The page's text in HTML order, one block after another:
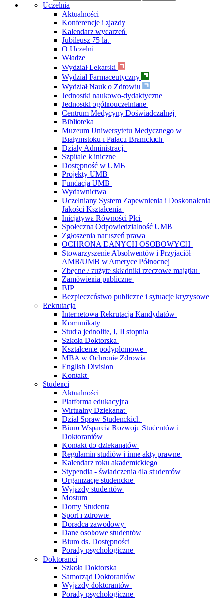
Uczelnia
Aktualności
Konferencje i zjazdy
Kalendarz wydarzeń
Jubileusz 75 lat
O Uczelni
Władze
Wydział Lekarski
Wydział Farmaceutyczny
Wydział Nauk o Zdrowiu
Jednostki naukowo-dydaktyczne
Jednostki ogólnouczelniane
Centrum Medycyny Doświadczalnej
Biblioteka
Muzeum Uniwersytetu Medycznego w
Białymstoku i Pałacu Branickich
Działy Administracji
Szpitale kliniczne
Dostępność w UMB
Projekty UMB
Fundacja UMB
Wydawnictwa
Uczelniany System Zapewnienia i Doskonalenia
Jakości Kształcenia
Inicjatywa Równości Płci
Społeczna Odpowiedzialność UMB
Zgłoszenia naruszeń prawa
OCHRONA DANYCH OSOBOWYCH
Stowarzyszenie Absolwentów i Przyjaciół
AMB/UMB w Ameryce Północnej
Zbędne / zużyte składniki rzeczowe majątku
Zamówienia publiczne
BIP
Bezpieczeństwo publiczne i sytuacje kryzysowe
Rekrutacja
Internetowa Rekrutacja Kandydatów
Komunikaty
Studia jednolite, I, II stopnia
Szkoła Doktorska
Kształcenie podyplomowe
MBA w Ochronie Zdrowia
English Division
Kontakt
Studenci
Aktualności
Platforma edukacyjna
Wirtualny Dziekanat
Dział Spraw Studenckich
Biuro Wsparcia Rozwoju Studentów i
Doktorantów
Kontakt do dziekanatów
Regulamin studiów i inne akty prawne
Kalendarz roku akademickiego
Stypendia - świadczenia dla studentów
Organizacje studenckie
Wyjazdy studentów
Mostum
Domy Studenta
Sport i zdrowie
Doradca zawodowy
Dane osobowe studentów
Biuro ds. Dostępności
Porady psychologiczne
Doktoranci
Szkoła Doktorska
Samorząd Doktorantów
Wyjazdy doktorantów
Porady psychologiczne